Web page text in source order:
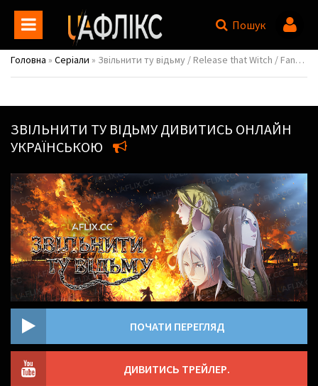
Пошук
Головна » Серіали » Звільнити ту відьму / Release that Witch / Fangkai Nage Nuwu
ЗВІЛЬНИТИ ТУ ВІДЬМУ ДИВИТИСЬ ОНЛАЙН
УКРАЇНСЬКОЮ
ПОЧАТИ ПЕРЕГЛЯД
ДИВИТИСЬ ТРЕЙЛЕР.